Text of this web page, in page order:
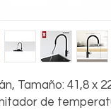
Tamaño: 41,8 x
de